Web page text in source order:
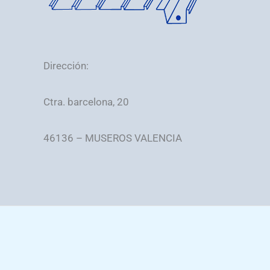
Dirección:
Ctra. barcelona, 20
46136 – MUSEROS VALENCIA